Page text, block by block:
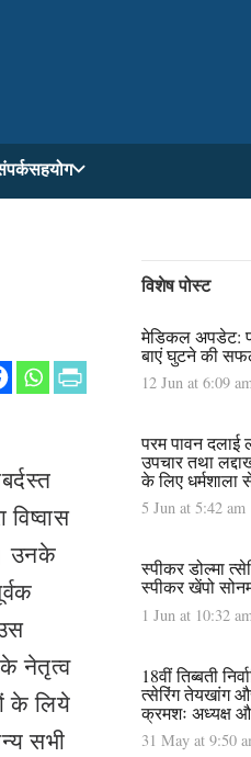
सहयोग
उनके
के नेतृत्व
के लिये
सभी
विशेष पोस्ट
मेडिकल अपडेट:
बाएं घुटने की
12 Jun at 6:09
परम पावन दलाई
उपचार तथा
के लिए धर्मशाला
5 Jun at 5:42 am
स्पीकर डोल्मा
स्पीकर खेंपो
1 Jun at 10:32 am
18वीं तिब्बती
त्सेरिंग तेयखांग
क्रमशः अध्यक्ष और
31 May at 9:50